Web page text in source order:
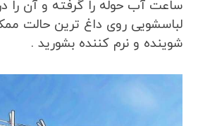
ساعت آب حوله را گرفته و آن را
لباسشویی روی داغ ترین حالت
شوینده و نرم کننده بشورید .